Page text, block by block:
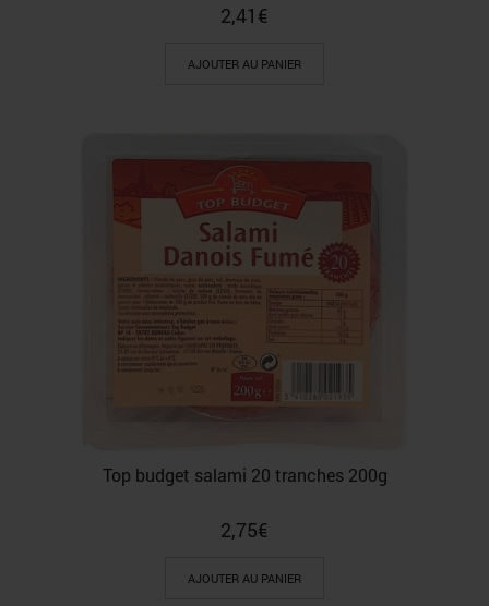
2,41 €
AJOUTER AU PANIER
Top budget salami 20 tranches 200g
2,75€
AJOUTER AU PANIER